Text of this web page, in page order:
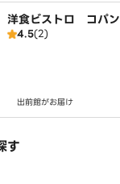
洋食ビストロ コパン
4.5(2)
出前館がお届け
す